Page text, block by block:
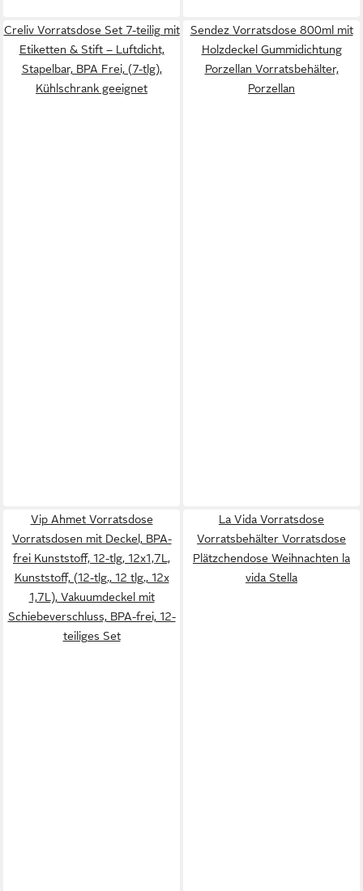
Creliv Vorratsdose Set 7-teilig mit
Etiketten & Stift – Luftdicht,
Stapelbar, BPA Frei, (7-tlg),
Kühlschrank geeignet
Sendez Vorratsdose 800ml mit
Holzdeckel Gummidichtung
Porzellan Vorratsbehälter,
Porzellan
Vip Ahmet Vorratsdose
Vorratsdosen mit Deckel, BPA-
frei Kunststoff, 12-tlg, 12x1,7L,
Kunststoff, (12-tlg., 12 tlg., 12x
1,7L), Vakuumdeckel mit
Schiebeverschluss, BPA-frei, 12-
teiliges Set
La Vida Vorratsdose
Vorratsbehälter Vorratsdose
Plätzchendose Weihnachten la
vida Stella